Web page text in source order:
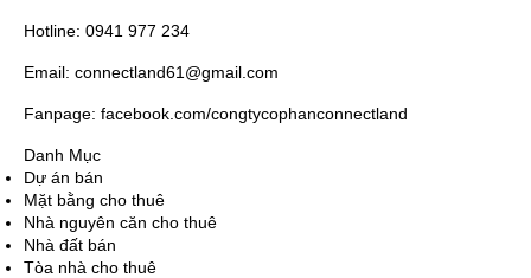
Hotline: 0941 977 234
Email: connectland61@gmail.com
Fanpage: facebook.com/congtycophanconnectland
Danh Mục
Dự án bán
Mặt bằng cho thuê
Nhà nguyên căn cho thuê
Nhà đất bán
Tòa nhà cho thuê